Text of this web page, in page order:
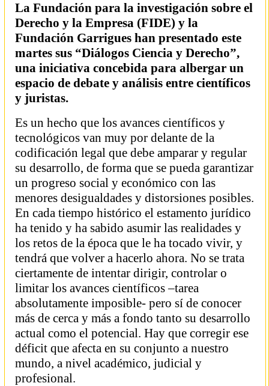
La Fundación para la investigación sobre el
Derecho y la Empresa (FIDE) y la
Fundación Garrigues han presentado este
martes sus “Diálogos Ciencia y Derecho”,
una iniciativa concebida para albergar un
espacio de debate y análisis entre científicos
y juristas.
Es un hecho que los avances científicos y
tecnológicos van muy por delante de la
codificación legal que debe amparar y regular
su desarrollo, de forma que se pueda garantizar
un progreso social y económico con las
menores desigualdades y distorsiones posibles.
En cada tiempo histórico el estamento jurídico
ha tenido y ha sabido asumir las realidades y
los retos de la época que le ha tocado vivir, y
tendrá que volver a hacerlo ahora. No se trata
ciertamente de intentar dirigir, controlar o
limitar los avances científicos –tarea
absolutamente imposible- pero sí de conocer
más de cerca y más a fondo tanto su desarrollo
actual como el potencial. Hay que corregir ese
déficit que afecta en su conjunto a nuestro
mundo, a nivel académico, judicial y
profesional.